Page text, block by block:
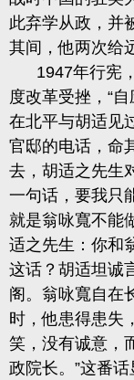
此弃学从政，并
其间，他两次给
1947年行宪，
度改革受挫，“
在北平与胡适见
官邸的电话，命
去，胡适之先生
一句话，要我只
就是翁咏寬不能
适之先生：你和
这话？胡适坦诚
阁。翁咏寬自在
时，他患得患失
笑，没有诚意，
政院长。”这番